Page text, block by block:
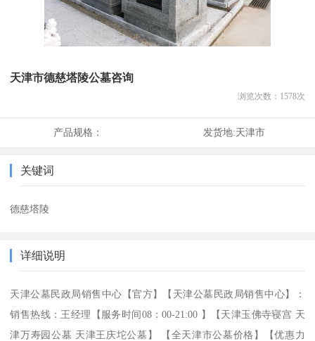
天津市德慈塔陵公墓咨询
浏览次数： 1578次
产品规格： 发货地:天津市
关键词
德慈塔陵
详细说明
天津公墓民政局销售中心【官方】【天津公墓民政局销售中心】：
销售热线：王经理【服务时间08：00-21:00 】【天津玉佛寺寝宫 天
津万寿园公墓 天津王庆坨公墓】 【全天津市公墓价格】【优惠力